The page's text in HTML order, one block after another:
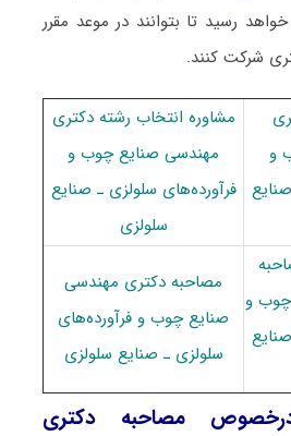
خواهد رسید تا بتوانند در موعد مقرر
شرکت کنند.
و
مشاوره انتخاب رشته دکتری
ﻣﻬﻨﺪسی صنایع چوب و
فرآورده‌های سلولزی ـ صنایع
سلولزی
و
مصاحبه دکتری ﻣﻬﻨﺪسی
صنایع چوب و فرآورده‌های
سلولزی ـ صنایع سلولزی
مصاحبه دکتری